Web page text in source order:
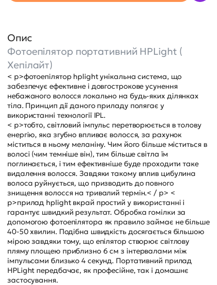
Опис
Фотоепілятор портативний HPLight (
Хепілайт)
< p>фотоепілятор hplight унікальна система, що
забезпечує ефективне і довгострокове усунення
небажаного волосся локально на будь-яких ділянках
тіла. Принцип дії даного приладу полягає у
використанні технології IPL.
< p>тобто, світловий імпульс перетворюється в толову
енергію, яка згубно впливає волосся, за рахунок
міститься в ньому меланіну. Чим його більше міститься в
волосі (чим темніше він), тим більше світла їм
поглинається, і тим ефективніше буде проходити таке
видалення волосся. Завдяки такому вплив цибулина
волоса руйнується, що призводить до повного
знищення волосся на тривалий термін.< / p> <
p>прилад hplight вкрай простий у використанні і
гарантує швидкий результат. Обробка гомілки за
допомогою фотоепілятора як правило займає не більше
40-50 хвилин. Подібна швидкість досягається більшою
мірою завдяки тому, що епілятор створює світлову
пляму площею приблизно 6 см з інтервалами між
імпульсами близько 4 секунд. Портативний прилад
HPLight передбачає, як професійне, так і домашнє
застосування.